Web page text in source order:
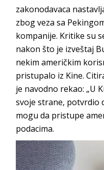
zakonodavaca
zbog veza sa
kompanije. Kritike su
nakon što je izveštaj
nekim američkim
pristupalo iz Kine.
je navodno rekao: „U
svoje strane, potvrdio
mogu da pristupe
podacima.